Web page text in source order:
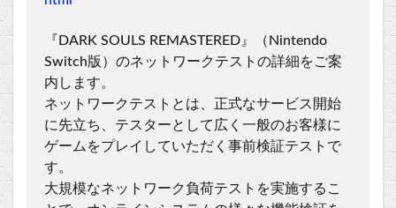
『DARK SOULS REMASTERED』（Nintendo
Switch版）のネットワークテストの詳細をご案
内します。
ネットワークテストとは、正式なサービス開始
に先立ち、テスターとして広く一般のお客様に
ゲームをプレイしていただく事前検証テストで
す。
大規模なネットワーク負荷テストを実施するこ